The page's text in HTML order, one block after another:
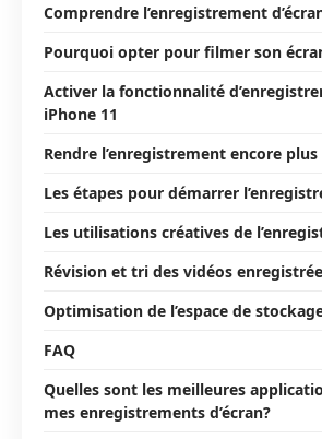
Comprendre l’enregistrement
Pourquoi opter pour filmer son
Activer la fonctionnalité
iPhone 11
Rendre l’enregistrement encore
Les étapes pour démarrer
Les utilisations créatives de
Révision et tri des vidéos
Optimisation de l’espace de
FAQ
Quelles sont les meilleures
mes enregistrements d’écran?